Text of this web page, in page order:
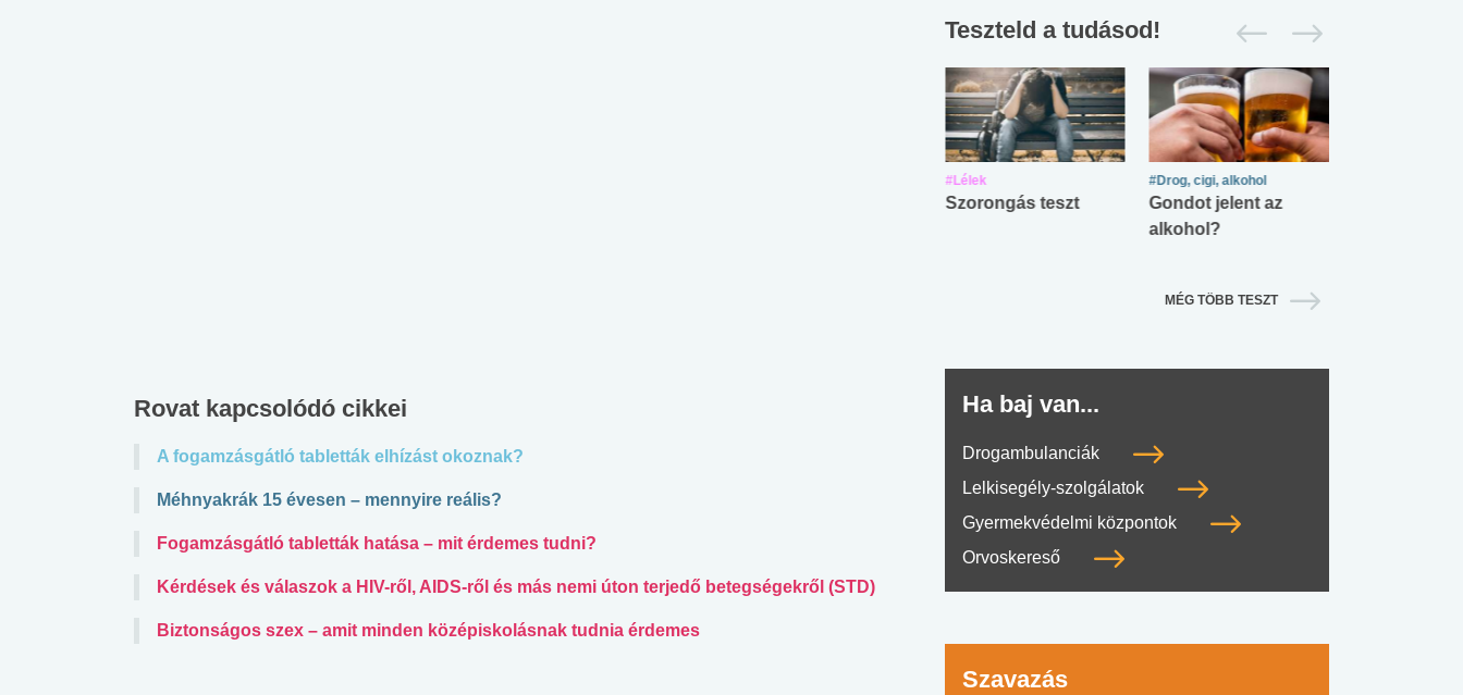
Rovat kapcsolódó cikkei
A fogamzásgátló tabletták elhízást okoznak?
Méhnyakrák 15 évesen – mennyire reális?
Fogamzásgátló tabletták hatása – mit érdemes tudni?
Kérdések és válaszok a HIV-ről, AIDS-ről és más nemi úton terjedő betegségekről (STD)
Biztonságos szex – amit minden középiskolásnak tudnia érdemes
Teszteld a tudásod!
#Lélek
Szorongás teszt
#Drog, cigi, alkohol
Gondot jelent az
alkohol?
MÉG TÖBB TESZT
Ha baj van...
Drogambulanciák
Lelkisegély-szolgálatok
Gyermekvédelmi központok
Orvoskereső
Szavazás